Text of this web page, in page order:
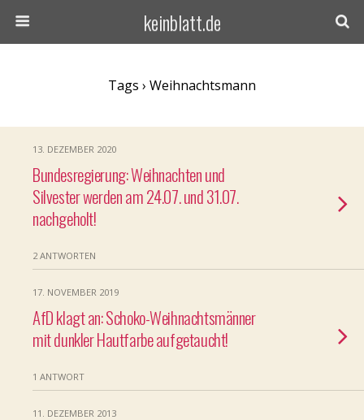
keinblatt.de
Tags › Weihnachtsmann
13. DEZEMBER 2020
Bundesregierung: Weihnachten und
Silvester werden am 24.07. und 31.07.
nachgeholt!
2 ANTWORTEN
17. NOVEMBER 2019
AfD klagt an: Schoko-Weihnachtsmänner
mit dunkler Hautfarbe aufgetaucht!
1 ANTWORT
11. DEZEMBER 2013